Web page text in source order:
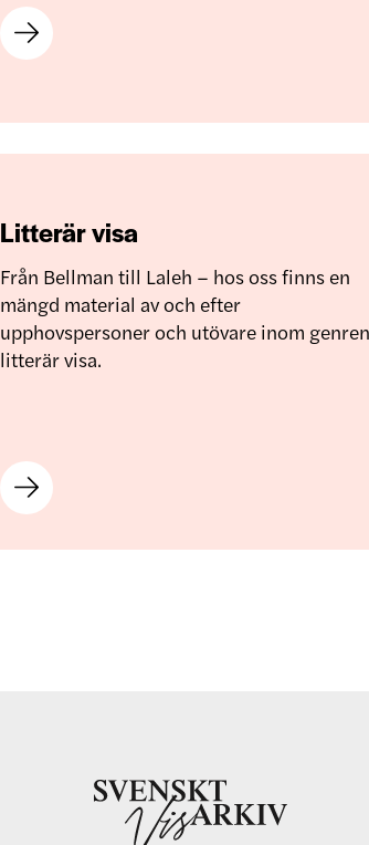
Litterär visa
Från Bellman till Laleh – hos oss finns en
mängd material av och efter
upphovspersoner och utövare inom genren
litterär visa.